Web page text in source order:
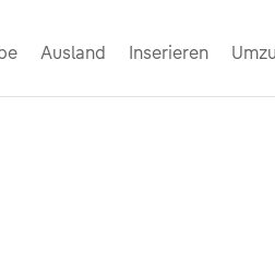
Ausland Inserieren